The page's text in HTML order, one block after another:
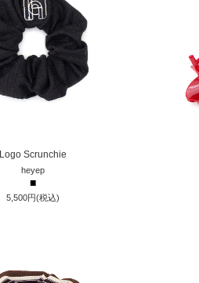
Logo Scrunchie
heyep
■
5,500円(税込)